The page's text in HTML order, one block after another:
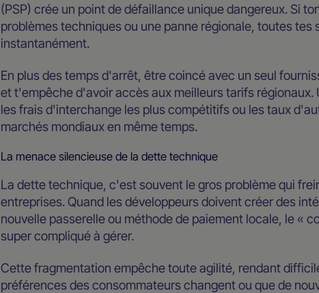
(PSP) crée un point de défaillance unique dangereux. Si
problèmes techniques ou une panne régionale, toutes
instantanément.
En plus des temps d'arrêt, être coincé avec un seul
et t'empêche d'avoir accès aux meilleurs tarifs
les frais d'interchange les plus compétitifs ou les taux
marchés mondiaux en même temps.
La menace silencieuse de la dette technique
La dette technique, c'est souvent le gros problème qui
entreprises. Quand les développeurs doivent créer des
nouvelle passerelle ou méthode de paiement locale, le «
super compliqué à gérer.
Cette fragmentation empêche toute agilité, rendant
préférences des consommateurs changent ou que de